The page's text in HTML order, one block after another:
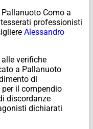
Como a
professionisti
Alessandro
verifiche
a Pallanuoto
di
per il compendio
discordanze
dichiarati